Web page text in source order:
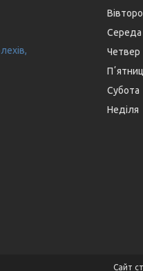
Середа
Четвер
Субота
Неділя
Сайт